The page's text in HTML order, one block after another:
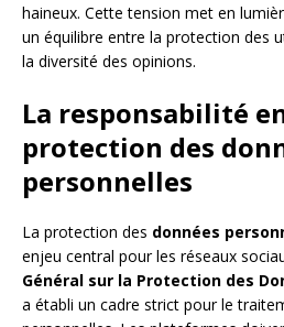
haineux. Cette tension met en
un équilibre entre la protection des
la diversité des opinions.
La responsabilité
protection des
personnelles
La protection des données
enjeu central pour les réseaux
Général sur la Protection des
a établi un cadre strict pour le